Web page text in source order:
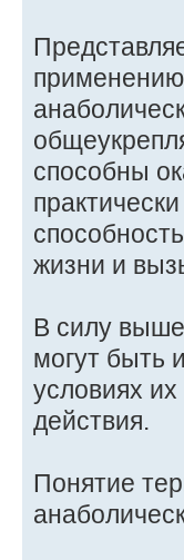
применению
способны
жизни и
В силу
могут быть
условиях
действия.
Понятие